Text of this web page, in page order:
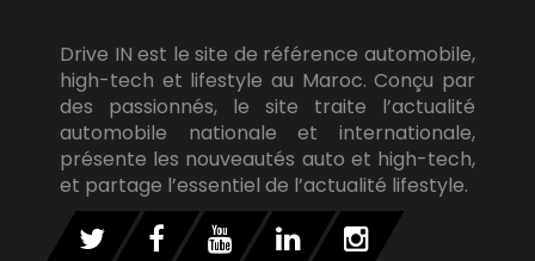
Drive IN est le site de référence automobile,
high-tech et lifestyle au Maroc. Conçu par
des passionnés, le site traite l’actualité
automobile nationale et internationale,
présente les nouveautés auto et high-tech,
et partage l’essentiel de l’actualité lifestyle.